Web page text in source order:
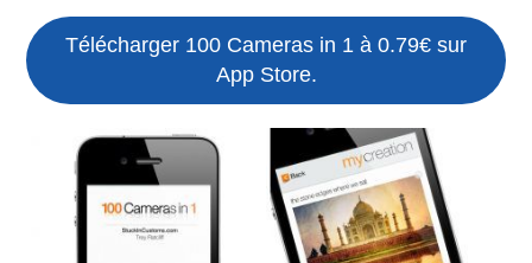
Télécharger 100 Cameras in 1 à 0.79€ sur
App Store.